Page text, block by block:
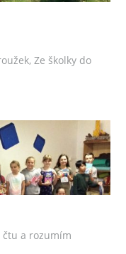
, Ze školky do
čtu a rozumím